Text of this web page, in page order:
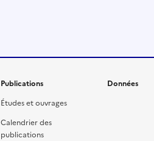
Publications
Études et ouvrages
Calendrier des
publications
Données